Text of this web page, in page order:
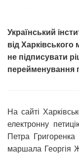
Український
від Харківського
не підписувати
перейменування
На сайті
електронну
Петра
маршала Георгія